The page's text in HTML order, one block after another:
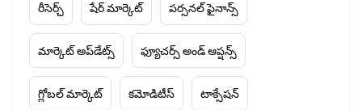
రీసెర్చ్ షేర్ మార్కెట్ పర్సనల్ ఫైనాన్స్
మార్కెట్ అప్‌డేట్స్ ఫ్యూచర్స్ అండ్ ఆప్షన్స్
గ్లోబల్ మార్కెట్ కమోడిటీస్ టాక్సేషన్